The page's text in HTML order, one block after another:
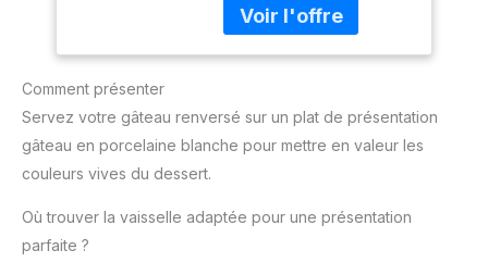
marque en magasin
(RSP), données 2018
Fabriqué en France
durables. Design
ergonomique et facile
d'utilisation : Poignée
une utilisation
confortable et un
pratique pour un usage
+ fonction Turbo</li> <li
Comment présenter
Servez votre gâteau renversé sur un plat de présentation
gâteau en porcelaine blanche pour mettre en valeur les
couleurs vives du dessert.
Où trouver la vaisselle adaptée pour une présentation
parfaite ?